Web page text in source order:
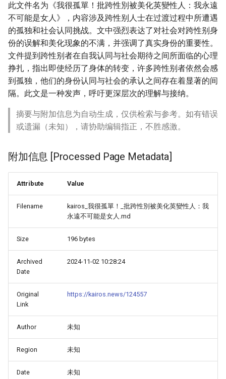
g
s
e
a
r
c
此文件名为《我很孤單！批跨性別被美化英變性人：我永遠
不可能是女人》，内容涉及跨性别人士在过渡过程中所遭遇
的孤独和社会认同挑战。文中强烈表达了对社会对跨性别身
份的误解和美化现象的不满，并强调了真实身份的重要性。
文件提到跨性别者在自我认同与社会期待之间所面临的心理
挣扎，指出即使经历了身体的转变，许多跨性别者依然会感
到孤独，他们的身份认同与社会的承认之间存在着显著的间
隔。此文是一种发声，呼吁更深层次的理解与接纳。
摘要与附加信息为自动生成，仅供检索与参考。如有错误
或遗漏（未知），请协助编辑指正，不胜感激。
附加信息 [Processed Page Metadata]
Attribute Value
Filename
kairos_我很孤單！_批跨性別被美化英變性人：我
永遠不可能是女人.md
Size 196 bytes
Archived
Date
2024-11-02 10:28:24
Original
Link
https://kairos.news/124557
Author 未知
Region 未知
Date 未知